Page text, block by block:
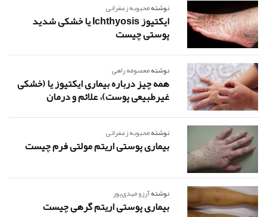
نوشتهمحبوبه زعفرانی
ایکتیوز Ichthyosis یا خشکی شدید
پوستی چیست
نوشتهمعصومه راهی
همه چیز درباره بیماری ایکتیوز یا (خشکی
غیرطبیعی پوست)، علائم و درمان
نوشتهمحبوبه زعفرانی
بیماری پوستی اریتم مولتی فرم چیست
نوشتهآرزو مهدی‌پور
بیماری پوستی اریتم گرهی چیست